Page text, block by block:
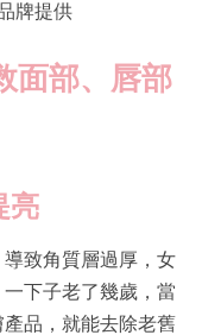
牌提供
面部、唇部
亮
致角質層過厚，女
下子老了幾歲，當
品，就能去除老舊